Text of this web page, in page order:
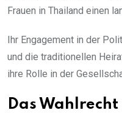
Frauen in Thailand einen
Ihr Engagement in der
und die traditionellen
ihre Rolle in der
Das